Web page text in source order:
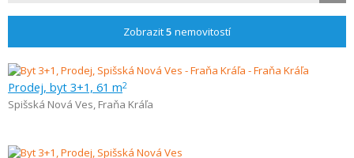
Zobrazit5 nemovitostí
Prodej, byt 3+1, 61 m2
Spišská Nová Ves, Fraňa Kráľa